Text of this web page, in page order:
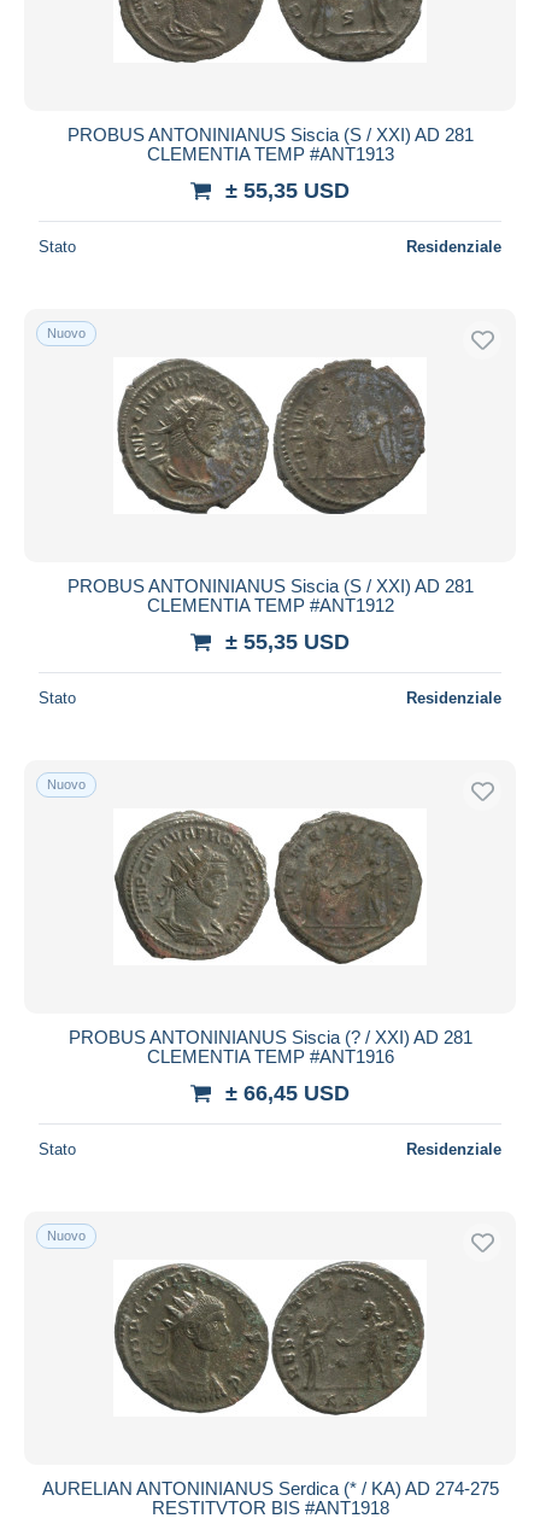
PROBUS ANTONINIANUS Siscia (S / XXI) AD 281
CLEMENTIA TEMP #ANT1913
± 55,35 USD
Stato Residenziale
Nuovo
PROBUS ANTONINIANUS Siscia (S / XXI) AD 281
CLEMENTIA TEMP #ANT1912
± 55,35 USD
Stato Residenziale
Nuovo
PROBUS ANTONINIANUS Siscia (? / XXI) AD 281
CLEMENTIA TEMP #ANT1916
± 66,45 USD
Stato Residenziale
Nuovo
AURELIAN ANTONINIANUS Serdica (* / KA) AD 274-275
RESTITVTOR BIS #ANT1918